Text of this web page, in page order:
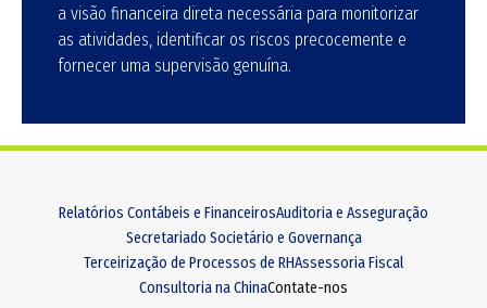
a visão financeira direta necessária para monitorizar
as atividades, identificar os riscos precocemente e
fornecer uma supervisão genuína.
Relatórios Contábeis e FinanceirosAuditoria e Asseguração
Secretariado Societário e Governança
Terceirização de Processos de RHAssessoria Fiscal
Consultoria na ChinaContate-nos